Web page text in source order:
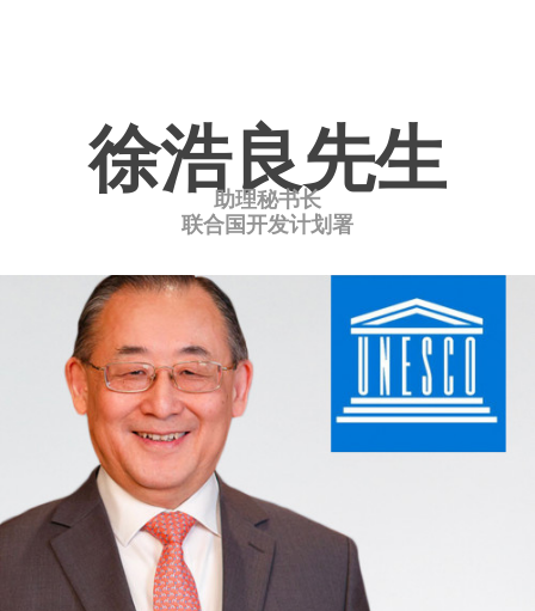
徐浩良先生
助理秘书长
联合国开发计划署